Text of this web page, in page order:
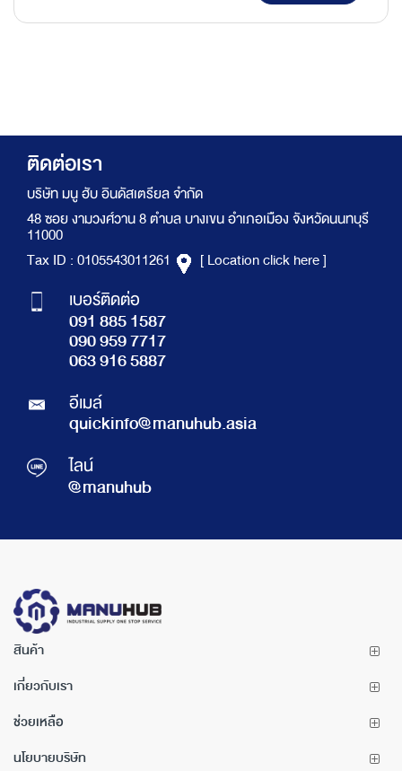
ติดต่อเรา
บริษัท มนู ฮับ อินดัสเตรียล จำกัด
48 ซอย งามวงศ์วาน 8 ตำบล บางเขน อำเภอเมือง จังหวัดนนทบุรี
11000
Tax ID : 0105543011261
[ Location click here ]
เบอร์ติดต่อ
091 885 1587
090 959 7717
063 916 5887
อีเมล์
quickinfo@manuhub.asia
ไลน์
@manuhub
สินค้า
เกี่ยวกับเรา
ช่วยเหลือ
นโยบายบริษัท